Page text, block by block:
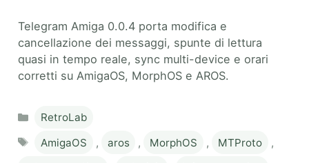
Telegram Amiga 0.0.4 porta modifica e
cancellazione dei messaggi, spunte di lettura
quasi in tempo reale, sync multi-device e orari
corretti su AmigaOS, MorphOS e AROS.
Categories
RetroLab
Tags
AmigaOS , aros , MorphOS , MTProto
,